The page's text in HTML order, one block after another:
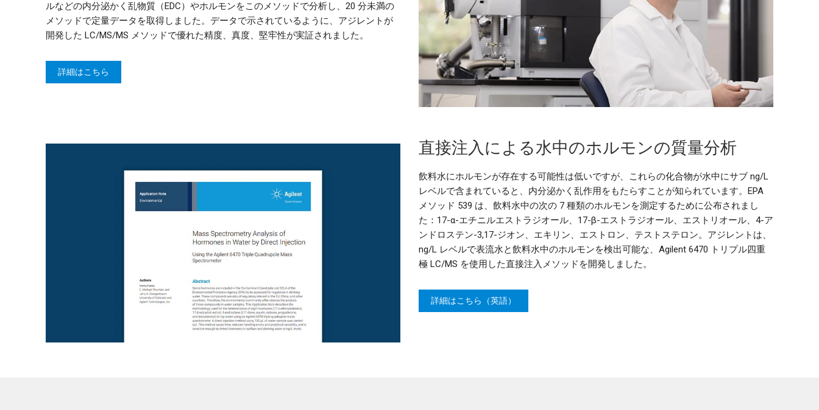
ルなどの内分泌かく乱物質（EDC）やホルモンをこのメソッドで分析し、20 分未満の
メソッドで定量データを取得しました。データで示されているように、アジレントが
開発した LC/MS/MS メソッドで優れた精度、真度、堅牢性が実証されました。
詳細はこちら
直接注入による水中のホルモンの質量分析
飲料水にホルモンが存在する可能性は低いですが、これらの化合物が水中にサブ ng/L
レベルで含まれていると、内分泌かく乱作用をもたらすことが知られています。EPA
メソッド 539 は、飲料水中の次の 7 種類のホルモンを測定するために公布されまし
た：17-α-エチニルエストラジオール、17-β-エストラジオール、エストリオール、4-ア
ンドロステン-3,17-ジオン、エキリン、エストロン、テストステロン。アジレントは、
ng/L レベルで表流水と飲料水中のホルモンを検出可能な、Agilent 6470 トリプル四重
極 LC/MS を使用した直接注入メソッドを開発しました。
詳細はこちら（英語）